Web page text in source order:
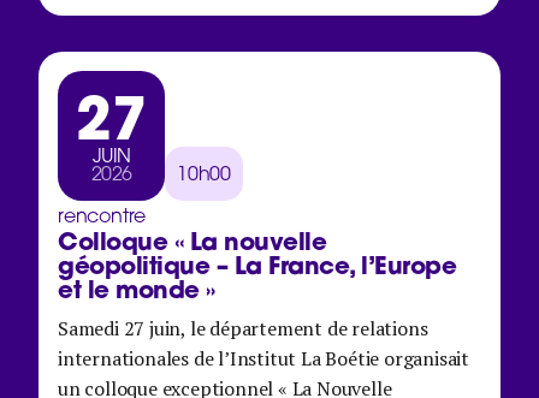
27
JUIN
2026
10h00
rencontre
Colloque « La nouvelle
géopolitique – La France, l’Europe
et le monde »
Samedi 27 juin, le département de relations
internationales de l’Institut La Boétie organisait
un colloque exceptionnel « La Nouvelle